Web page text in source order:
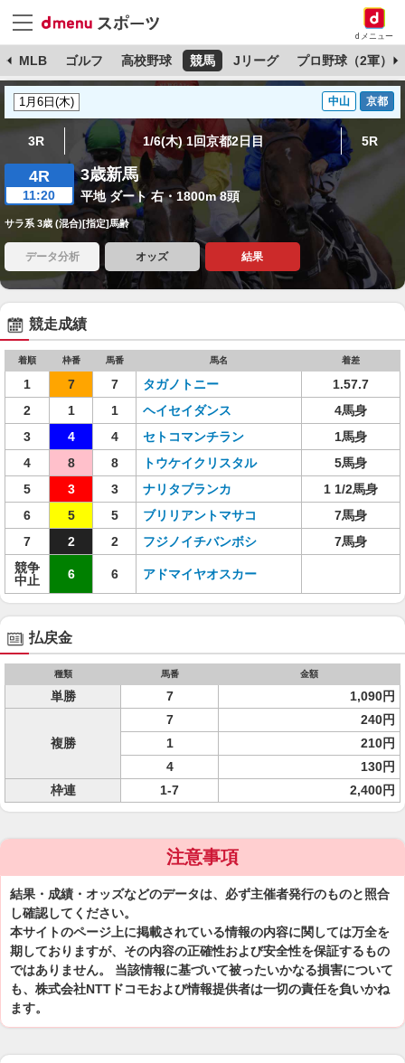
dメニュー
MLB ゴルフ 高校野球 競馬 Jリーグ プロ野球（2軍）
中山 京都
3R 1/6(木) 1回京都2日目 5R
4R
11:20
3歳新馬
平地 ダート 右・1800m 8頭
サラ系 3歳 (混合)[指定]馬齢
データ分析 オッズ 結果
競走成績
着順 枠番 馬番 馬名 着差
1 7 7 タガノトニー
1.57.7
2
1 1 ヘイセイダンス
4馬身
3
4 4 セトコマンチラン
1馬身
4
8 8 トウケイクリスタル
5馬身
5
3 3 ナリタブランカ
1 1/2馬身
6
5 5 ブリリアントマサコ
7馬身
7
2 2 フジノイチバンボシ
7馬身
競争
中止
6 6 アドマイヤオスカー
払戻金
種類 馬番 金額
単勝 7 1,090円
複勝
7
240円
1
210円
4
130円
枠連
1-7 2,400円
注意事項
結果・成績・オッズなどのデータは、必ず主催者発行のものと照合
し確認してください。
本サイトのページ上に掲載されている情報の内容に関しては万全を
期しておりますが、その内容の正確性および安全性を保証するもの
ではありません。 当該情報に基づいて被ったいかなる損害について
も、株式会社NTTドコモおよび情報提供者は一切の責任を負いかね
ます。